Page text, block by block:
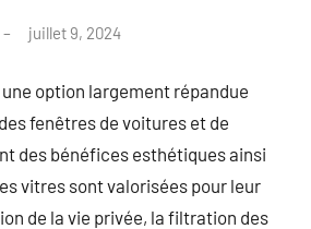
juillet 9, 2024
option largement répandue
fenêtres de voitures et de
des bénéfices esthétiques ainsi
vitres sont valorisées pour leur
de la vie privée, la filtration des